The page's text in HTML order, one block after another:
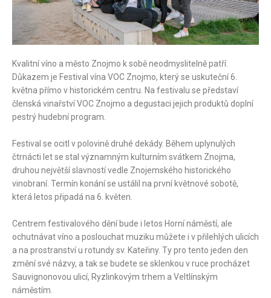
Kvalitní víno a město Znojmo k sobě neodmyslitelně patří.
Důkazem je Festival vína VOC Znojmo, který se uskuteční 6.
května přímo v historickém centru. Na festivalu se představí
členská vinařství VOC Znojmo a degustaci jejich produktů doplní
pestrý hudební program.
Festival se ocitl v polovině druhé dekády. Během uplynulých
čtrnácti let se stal významným kulturním svátkem Znojma,
druhou největší slavností vedle Znojemského historického
vinobraní. Termín konání se ustálil na první květnové sobotě,
která letos připadá na 6. květen.
Centrem festivalového dění bude i letos Horní náměstí, ale
ochutnávat víno a poslouchat muziku můžete i v přilehlých ulicích
a na prostranství u rotundy sv. Kateřiny. Ty pro tento jeden den
změní své názvy, a tak se budete se sklenkou v ruce procházet
Sauvignonovou ulicí, Ryzlinkovým trhem a Veltlínským
náměstím.